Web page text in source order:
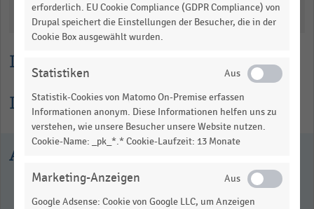
Lesehilfe
Informationen zur Statistik
Katalogisierung
Ausgewählte Statistiken
erforderlich. EU Cookie Compliance (GDPR Compliance) von
Drupal speichert die Einstellungen der Besucher, die in der
Cookie Box ausgewählt wurden.
Statistiken
Statistik-Cookies von Matomo On-Premise erfassen
Informationen anonym. Diese Informationen helfen uns zu
verstehen, wie unsere Besucher unsere Website nutzen.
Cookie-Name: _pk_*.* Cookie-Laufzeit: 13 Monate
Marketing-Anzeigen
Google Adsense: Cookie von Google LLC, um Anzeigen